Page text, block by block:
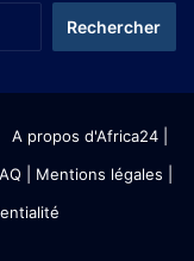
A propos d'Africa24|
| Mentions légales